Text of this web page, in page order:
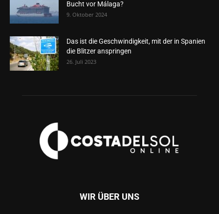
Bucht vor Málaga?
9. Oktober 2024
Das ist die Geschwindigkeit, mit der in Spanien
die Blitzer anspringen
26. Juli 2023
WIR ÜBER UNS